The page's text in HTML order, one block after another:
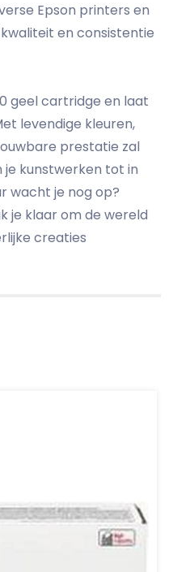
Epson printers en
en consistentie
geel cartridge en laat
levendige kleuren,
prestatie zal
kunstwerken tot in
wacht je nog op?
je klaar om de wereld
creaties